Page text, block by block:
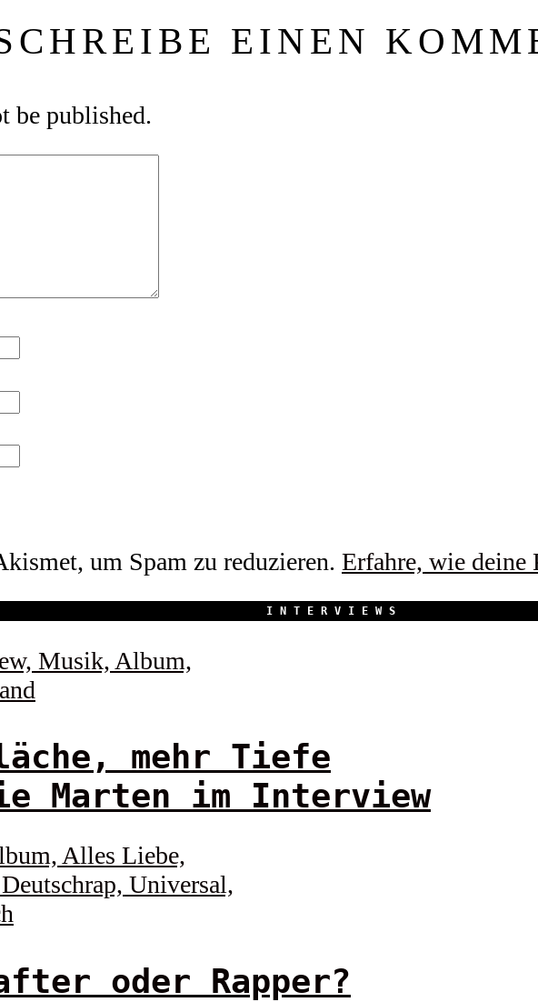
EINEN
be published.
um Spam zu reduzieren. Erfahre, wie deine
INTERVIEWS
mehr Tiefe
im Interview
oder Rapper?